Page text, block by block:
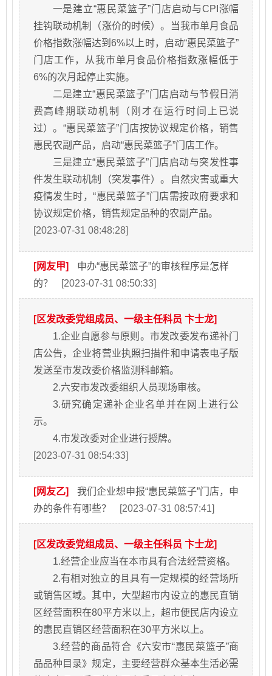
一是建立“惠民菜篮子”门店启动与CPI涨幅
挂钩联动机制（涨价的时候）。当我市单月食品
价格指数涨幅达到6%以上时，启动“惠民菜篮子”
门店工作，从我市单月食品价格指数涨幅低于
6%的次月起停止实施。
二是建立“惠民菜篮子”门店启动与节假日消
费高峰期联动机制（刚才在运行时间上已说
过）。“惠民菜篮子”门店按协议规定价格，销售
惠民农副产品，启动“惠民菜篮子”门店工作。
三是建立“惠民菜篮子”门店启动与突发性事
件发生联动机制（突发事件）。自然灾害或重大
疫情发生时，“惠民菜篮子”门店需按政府要求和
协议规定价格，销售规定品种的农副产品。
[2023-07-31 08:48:28]
[网友甲]
申办“惠民菜篮子”的审核程序是怎样
的？
[2023-07-31 08:50:33]
[区发改委党组成员、一级主任科员 卞士龙]
1.企业自愿参与原则。市发改委发布递补门
店公告，企业将营业执照扫描件和申请表电子版
发送至市发改委价格监测科邮箱。
2.六安市发改委组织人员现场审核。
3.研究确定递补企业名单并在网上进行公
示。
4.市发改委对企业进行授牌。
[2023-07-31 08:54:33]
[网友乙]
我们企业想申报“惠民菜篮子”门店，申
办的条件有哪些？
[2023-07-31 08:57:41]
[区发改委党组成员、一级主任科员 卞士龙]
1.经营企业应当在本市具有合法经营资格。
2.有相对独立的且具有一定规模的经营场所
或销售区域。其中，大型超市内设立的惠民直销
区经营面积在80平方米以上，超市便民店内设立
的惠民直销区经营面积在30平方米以上。
3.经营的商品符合《六安市“惠民菜篮子”商
品品种目录》规定，主要经营群众基本生活必需